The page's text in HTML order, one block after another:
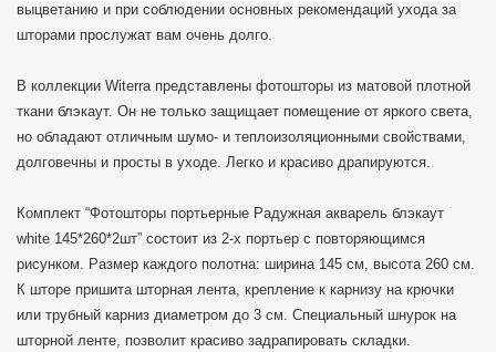
выцветанию и при соблюдении основных рекомендаций ухода за
шторами прослужат вам очень долго.
В коллекции Witerra представлены фотошторы из матовой плотной
ткани блэкаут. Он не только защищает помещение от яркого света,
но обладают отличным шумо- и теплоизоляционными свойствами,
долговечны и просты в уходе. Легко и красиво драпируются.
Комплект “Фотошторы портьерные Радужная акварель блэкаут
white 145*260*2шт” состоит из 2-х портьер с повторяющимся
рисунком. Размер каждого полотна: ширина 145 см, высота 260 см.
К шторе пришита шторная лента, крепление к карнизу на крючки
или трубный карниз диаметром до 3 см. Специальный шнурок на
шторной ленте, позволит красиво задрапировать складки.